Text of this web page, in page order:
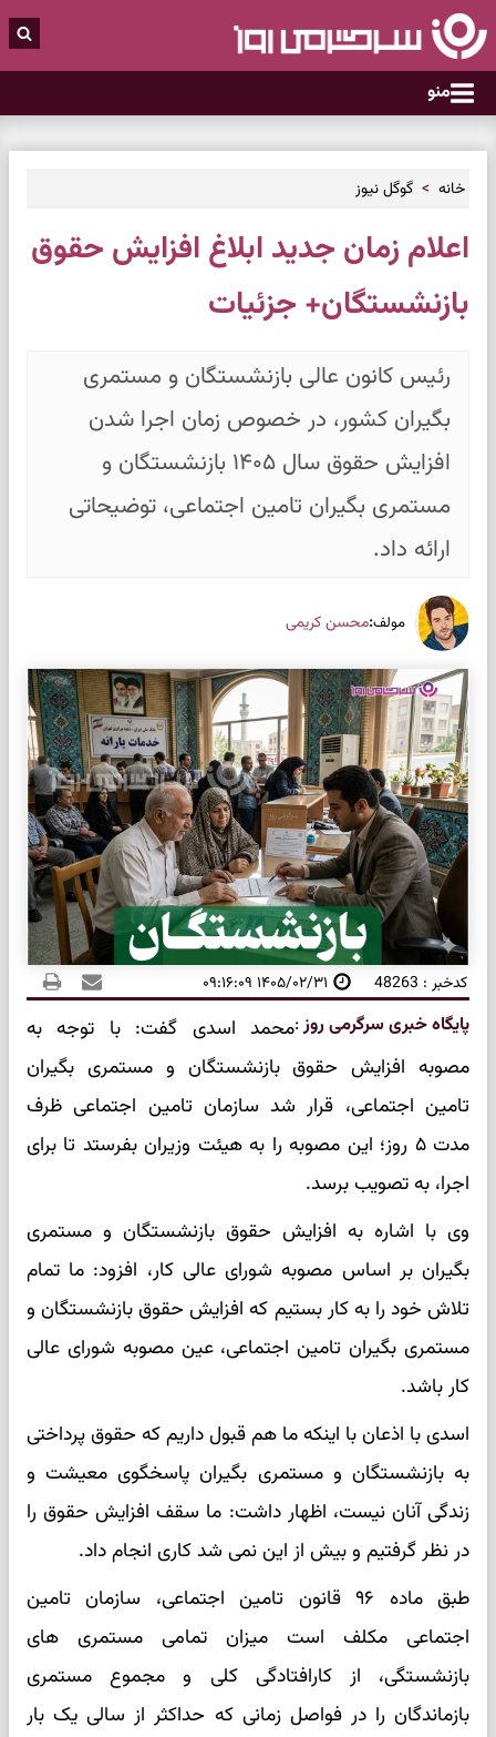
منو
خانه گوگل نیوز
اعلام زمان جدید ابلاغ افزایش حقوق
بازنشستگان+ جزئیات
رئیس کانون عالی بازنشستگان و مستمری
بگیران کشور، در خصوص زمان اجرا شدن
افزایش حقوق سال ۱۴۰۵ بازنشستگان و
مستمری بگیران تامین اجتماعی، توضیحاتی
ارائه داد.
مولف:محسن کریمی
کدخبر : 48263 ۱۴۰۵/۰۲/۳۱ ۰۹:۱۶:۰۹
پایگاه خبری سرگرمی روز:محمد اسدی گفت: با توجه به
مصوبه افزایش حقوق بازنشستگان و مستمری بگیران
تامین اجتماعی، قرار شد سازمان تامین اجتماعی ظرف
مدت ۵ روز؛ این مصوبه را به هیئت وزیران بفرستد تا برای
اجرا، به تصویب برسد.
وی با اشاره به افزایش حقوق بازنشستگان و مستمری
بگیران بر اساس مصوبه شورای عالی کار، افزود: ما تمام
تلاش خود را به کار بستیم که افزایش حقوق بازنشستگان و
مستمری بگیران تامین اجتماعی، عین مصوبه شورای عالی
کار باشد.
اسدی با اذعان با اینکه ما هم قبول داریم که حقوق پرداختی
به بازنشستگان و مستمری بگیران پاسخگوی معیشت و
زندگی آنان نیست، اظهار داشت: ما سقف افزایش حقوق را
در نظر گرفتیم و بیش از این نمی شد کاری انجام داد.
طبق ماده ۹۶ قانون تامین اجتماعی، سازمان تامین
اجتماعی مکلف است میزان تمامی مستمری های
بازنشستگی، از کارافتادگی کلی و مجموع مستمری
بازماندگان را در فواصل زمانی که حداکثر از سالی یک بار